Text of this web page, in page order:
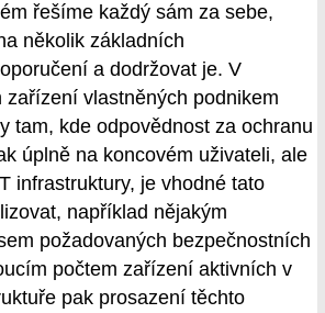
řešíme každý sám za sebe,
několik základních
a dodržovat je. V
zařízení vlastněných podnikem
tam, kde odpovědnost za ochranu
úplně na koncovém uživateli, ale
infrastruktury, je vhodné tato
například nějakým
požadovaných bezpečnostních
počtem zařízení aktivních v
pak prosazení těchto